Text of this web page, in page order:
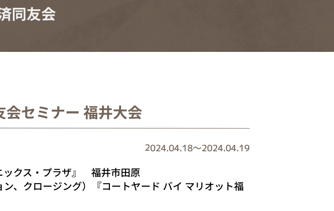
同友会
セミナー 福井大会
2024.04.18～2024.04.19
ックス・プラザ』 福井市田原
、クロージング）『コートヤード バイ マリオット福